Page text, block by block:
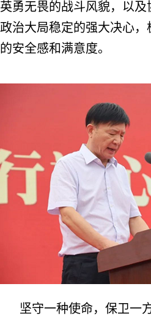
英勇无畏的战斗风貌，以
政治大局稳定的强大决心
的安全感和满意度。
坚守一种使命，保卫一